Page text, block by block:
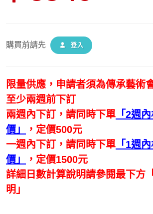
購買前請先 登入
限量供應， 申請者須為傳承藝術
至少兩週前下訂
兩週內下訂，請同時下單 「2週
價」
，定價500元
一週內下訂，請同時下單 「1週
價」
，定價1500元
詳細日數計算說明請參閱最下方
明」